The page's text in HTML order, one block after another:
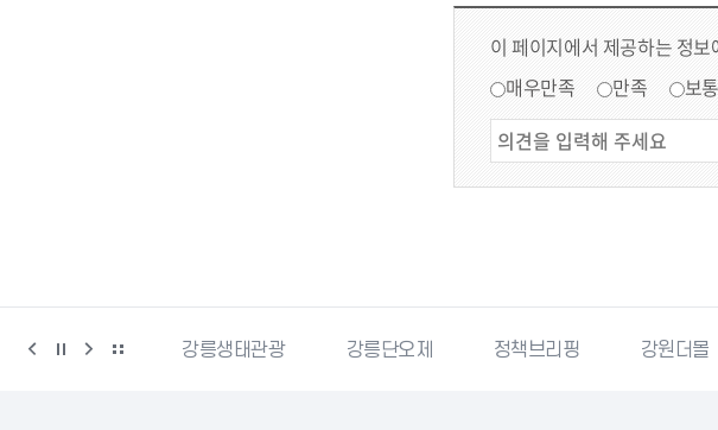
이 페이지에서 제공하는 정
매우만족
만족 보통
강릉생태관광 강릉단오제 정책브리핑 강원더몰 강원e-배움